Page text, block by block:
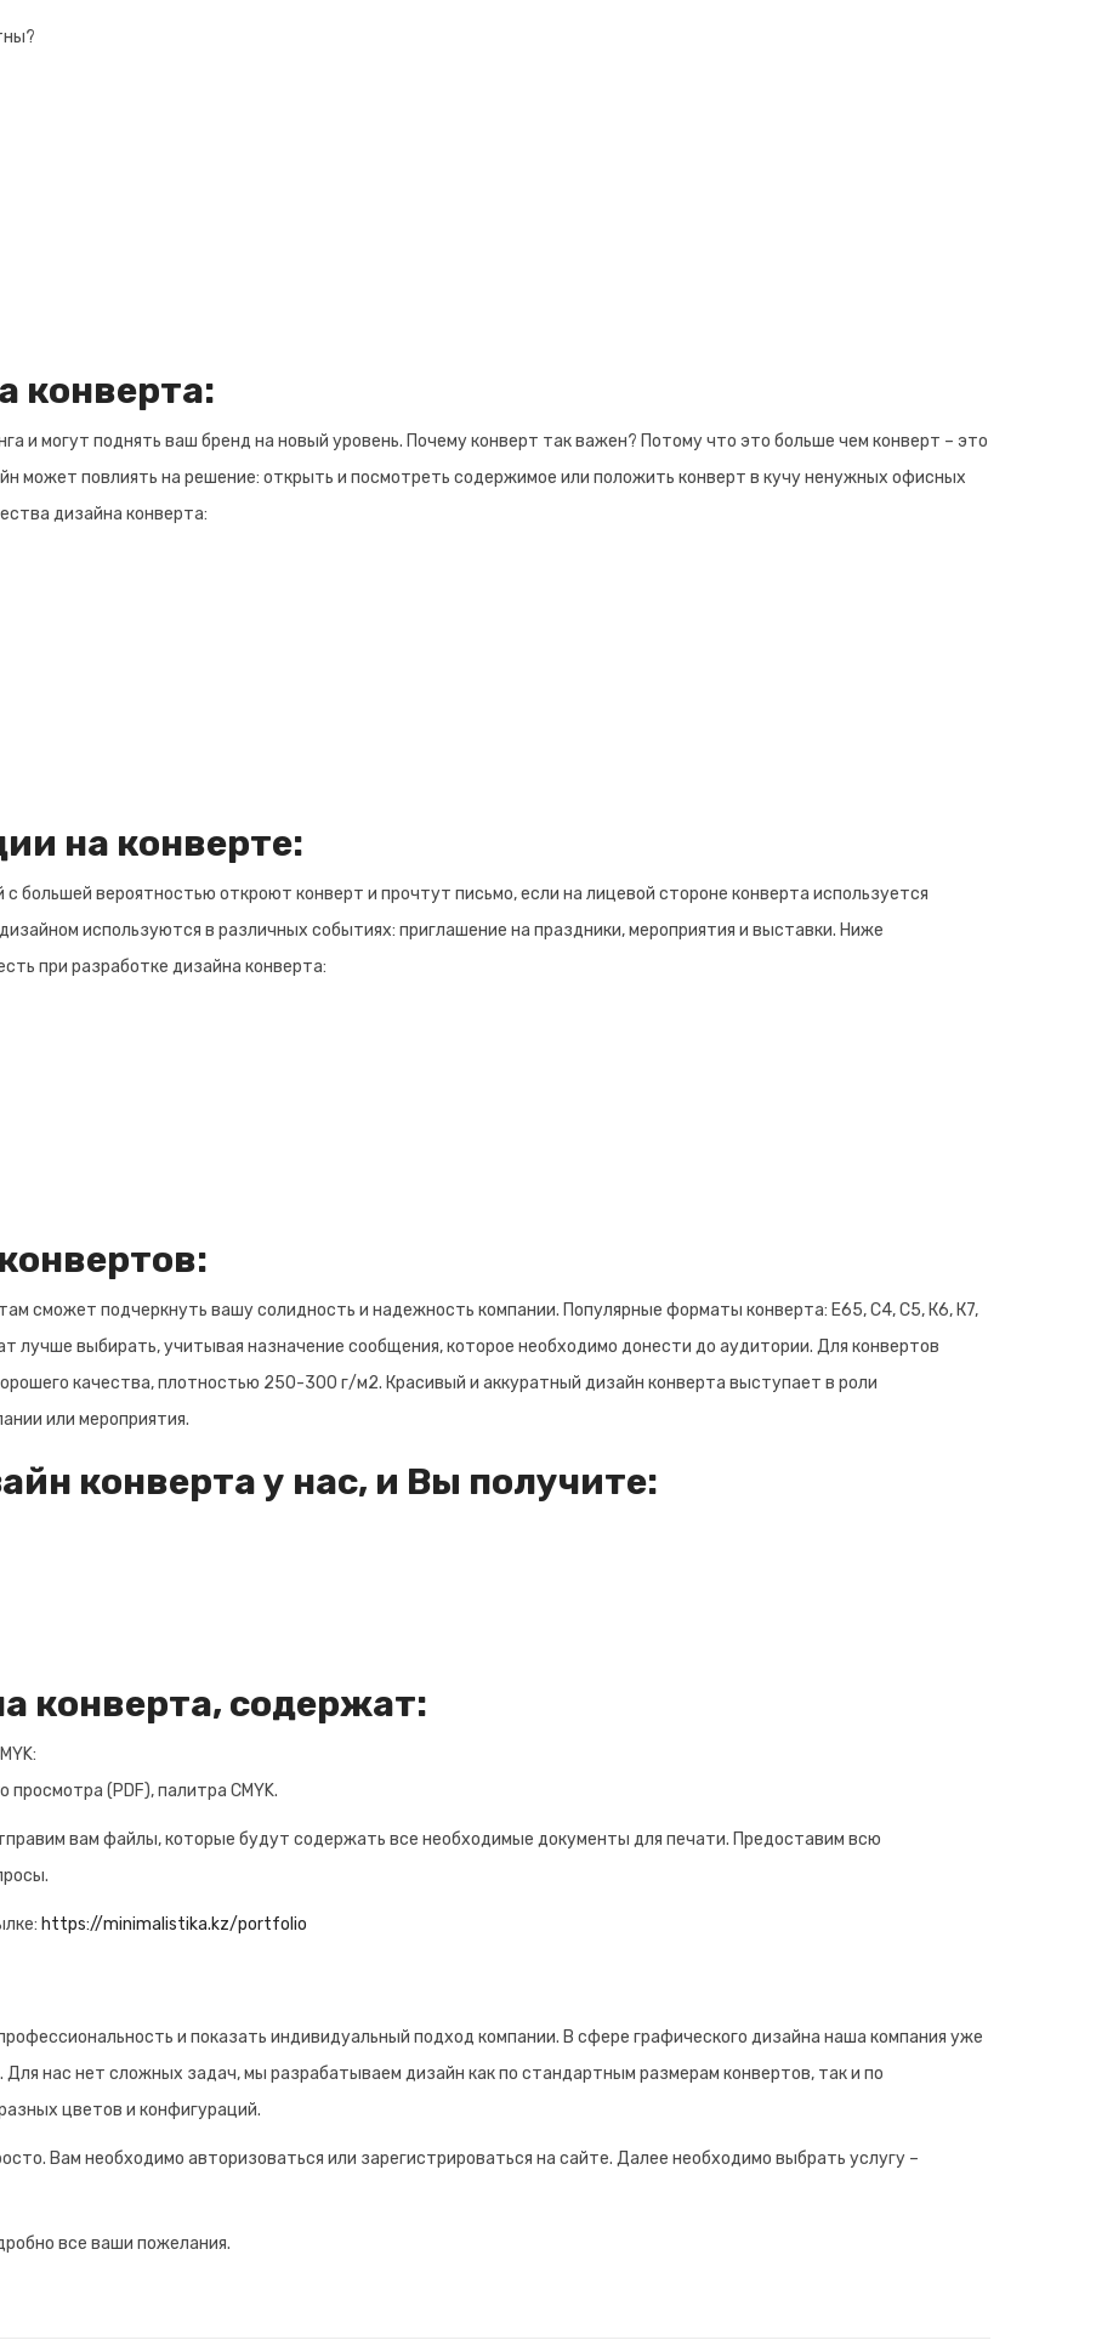
конверта:
и могут поднять ваш бренд на новый уровень. Почему конверт так важен? Потому что это больше чем конверт – это
может повлиять на решение: открыть и посмотреть содержимое или положить конверт в кучу ненужных офисных
дизайна конверта:
на конверте:
большей вероятностью откроют конверт и прочтут письмо, если на лицевой стороне конверта используется
используются в различных событиях: приглашение на праздники, мероприятия и выставки. Ниже
при разработке дизайна конверта:
сможет подчеркнуть вашу солидность и надежность компании. Популярные форматы конверта: Е65, С4, С5, К6, К7,
лучше выбирать, учитывая назначение сообщения, которое необходимо донести до аудитории. Для конвертов
качества, плотностью 250-300 г/м2. Красивый и аккуратный дизайн конверта выступает в роли
или мероприятия.
конверта у нас, и Вы получите:
конверта, содержат:
(PDF), палитра CMYK.
вам файлы, которые будут содержать все необходимые документы для печати. Предоставим всю
https://minimalistika.kz/portfolio
и показать индивидуальный подход компании. В сфере графического дизайна наша компания уже
нас нет сложных задач, мы разрабатываем дизайн как по стандартным размерам конвертов, так и по
цветов и конфигураций.
Вам необходимо авторизоваться или зарегистрироваться на сайте. Далее необходимо выбрать услугу –
все ваши пожелания.